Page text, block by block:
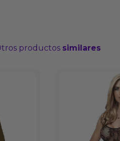
productos similares